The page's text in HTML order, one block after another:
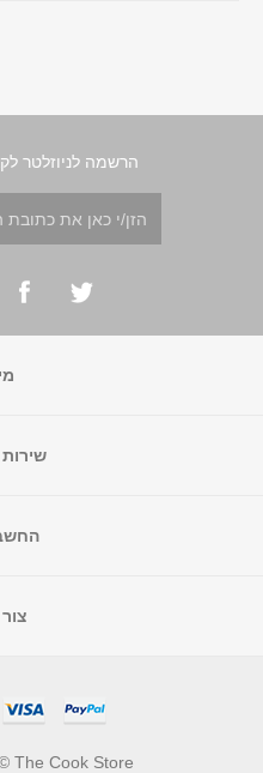
הרשמה לניוזלטר
The Cook Store © כל הזכויות שמורות.